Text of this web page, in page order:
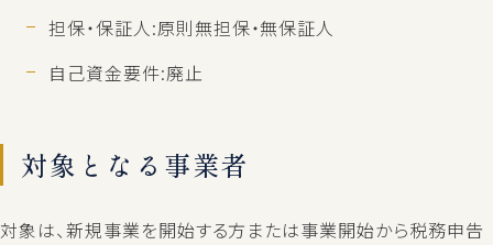
担保・保証人:原則無担保・無保証人
自己資金要件:廃止
対象となる事業者
対象は、新規事業を開始する方または事業開始から税務申告